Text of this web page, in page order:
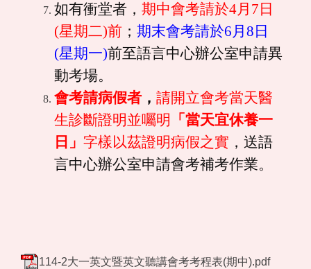
如有衝堂者， 期中會考請於4月7日
(星期二)前 ； 期末會考請於6月8日
(星期一)前至語言中心辦公室申請異
動考場。
會考請病假者 ， 請開立會考當天醫
生診斷證明並囑明
「當天宜休養一
日」 字樣以茲證明病假之實 ，送語
言中心辦公室申請會考補考作業。
114-2大一英文暨英文聽講會考考程表(期中).pdf